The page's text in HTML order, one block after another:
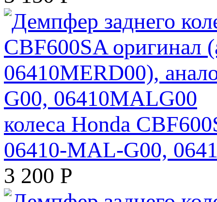
колеса Honda
06410-MAL-G00,
3 200 Р